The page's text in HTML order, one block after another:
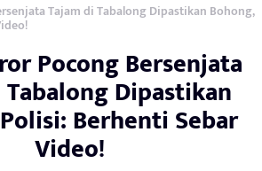
Tajam di Tabalong Dipastikan Bohong,
Pocong Bersenjata
Dipastikan
Berhenti Sebar
Video!